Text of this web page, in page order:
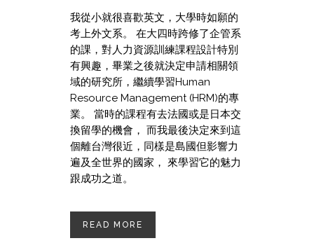
我從小就很喜歡英文，大學時如願的
考上外文系。 在大四時跨修了企管系
的課，對人力資源訓練課程設計特別
有興趣，畢業之後就決定申請相關領
域的研究所，繼續學習Human
Resource Management (HRM)的專
業。 當時的課程有去法國或是日本交
換留學的機會， 而我最後決定來到這
個離台灣很近，同樣是島國但影響力
遍及全世界的國家， 來學習它的魅力
跟成功之道。
READ MORE